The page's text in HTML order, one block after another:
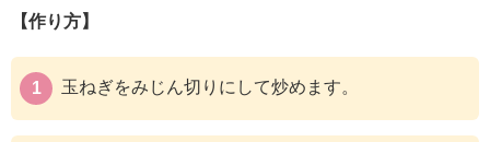
【作り方】
玉ねぎをみじん切りにして炒めます。